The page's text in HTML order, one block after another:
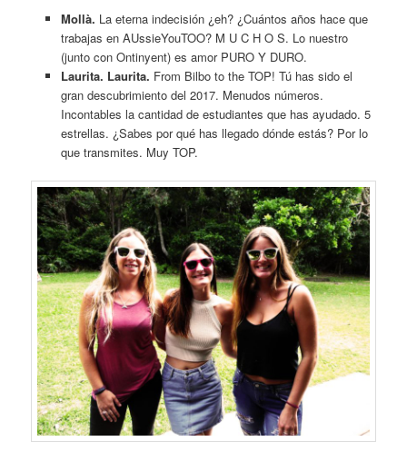
Mollà. La eterna indecisión ¿eh? ¿Cuántos años hace que
trabajas en AUssieYouTOO? M U C H O S. Lo nuestro
(junto con Ontinyent) es amor PURO Y DURO.
Laurita. Laurita. From Bilbo to the TOP! Tú has sido el
gran descubrimiento del 2017. Menudos números.
Incontables la cantidad de estudiantes que has ayudado. 5
estrellas. ¿Sabes por qué has llegado dónde estás? Por lo
que transmites. Muy TOP.